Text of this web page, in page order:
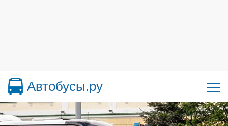
Автобусы.ру